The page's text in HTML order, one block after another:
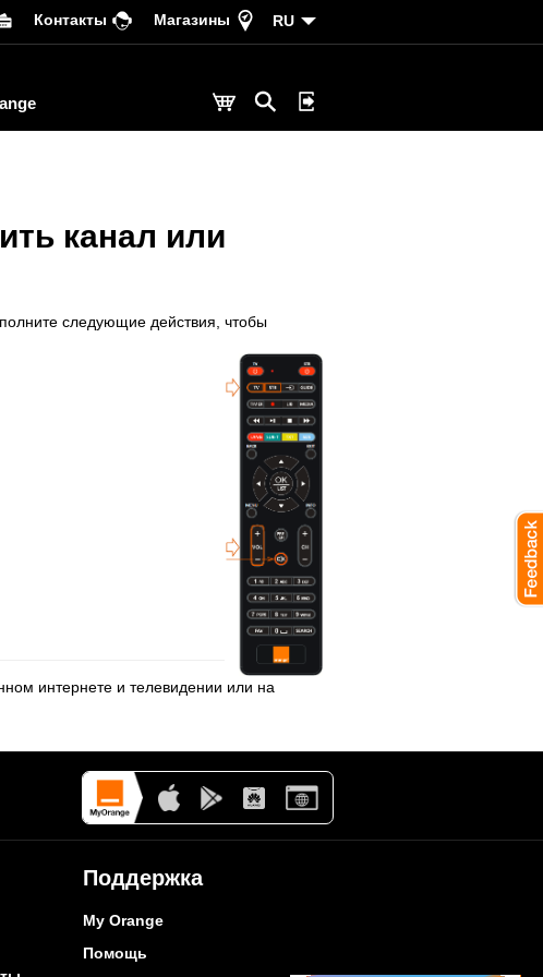
Контакты Магазины RU
канал или
следующие действия, чтобы
интернете и телевидении или на
Поддержка
My Orange
Помощь